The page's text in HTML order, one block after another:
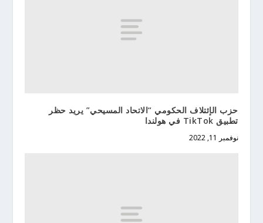
حزب الإئتلاف الحكومي “الاتحاد المسيحي” يريد حظر
تطبيق TikTok في هولندا
نوفمبر 11, 2022